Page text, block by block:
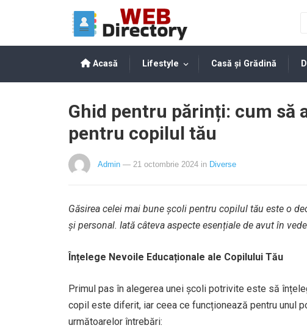
Acasă Lifestyle Casă și Grădină
Ghid pentru părinți: cum să
pentru copilul tău
Admin — 21 octombrie 2024 in Diverse
Găsirea celei mai bune școli pentru copilul tău este o
și personal. Iată câteva aspecte esențiale de avut în
Înțelege Nevoile Educaționale ale Copilului Tău
Primul pas în alegerea unei școli potrivite este să
copil este diferit, iar ceea ce funcționează pentru unul
următoarelor întrebări: